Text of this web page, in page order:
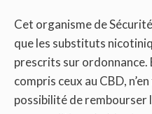
Cet organisme de
que les substituts
prescrits sur ordonnance.
compris ceux au CBD,
possibilité de rembourser